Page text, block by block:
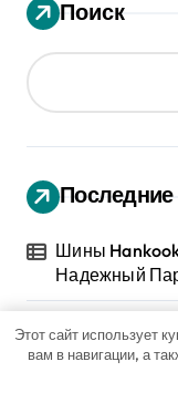
Поиск
Шины
Надежный
Ихтиоловая
фурункулов
Этот сайт использует
вам в навигации, а